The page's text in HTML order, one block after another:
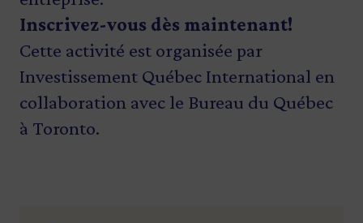
Inscrivez-vous dès maintenant!
Cette activité est organisée par
Investissement Québec International en
collaboration avec le Bureau du Québec
à Toronto.